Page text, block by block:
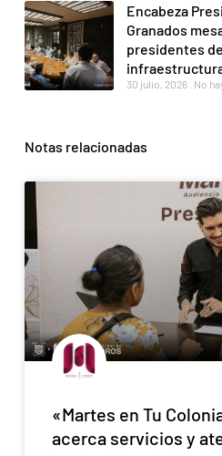
Encabeza
Granados
presidentes
30 julio, 2026 No
Notas relacionadas
«Martes en Tu
acerca servicios y